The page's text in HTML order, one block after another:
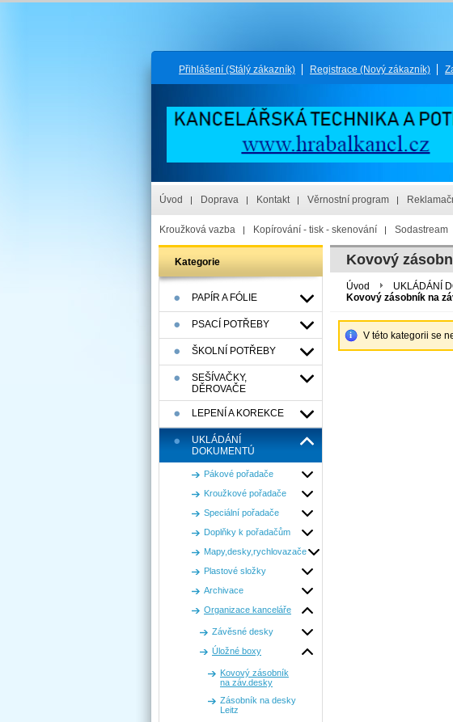
Přihlášení (Stálý zákazník) Registrace (Nový zákazník)
Úvod Doprava Kontakt Věrnostní program
Kroužková vazba Kopírování - tisk - skenování Sodastream
Kategorie
PAPÍR A FÓLIE
PSACÍ POTŘEBY
ŠKOLNÍ POTŘEBY
SEŠÍVAČKY,
DĚROVAČE
LEPENÍ A KOREKCE
UKLÁDÁNÍ
DOKUMENTÚ
Pákové pořadače
Kroužkové pořadače
Speciální pořadače
Doplňky k pořadačům
Mapy,desky,rychlovazače
Plastové složky
Archivace
Organizace kanceláře
Závěsné desky
Úložné boxy
Kovový zásobník
na záv.desky
Zásobník na desky
Leitz
Kovový
Úvod UKLÁDÁNÍ
Kovový zásobník na
V této kategorii se